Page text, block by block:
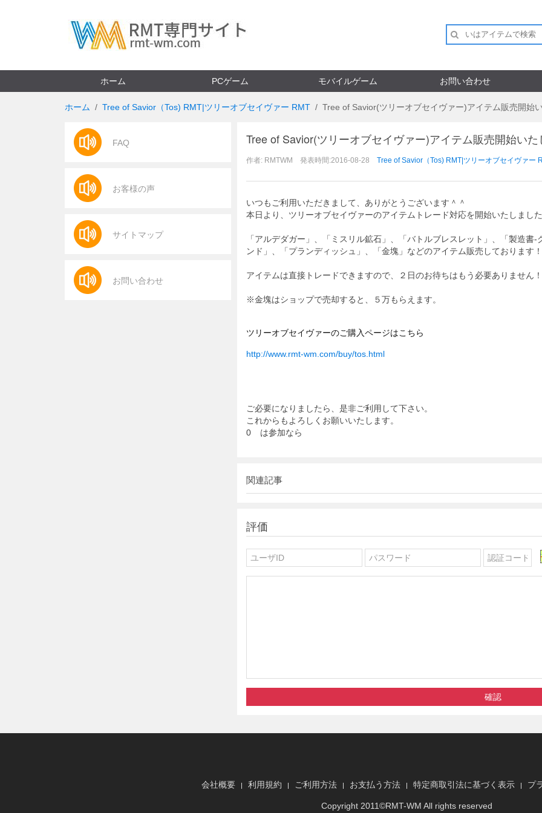
ホーム PCゲーム モバイルゲーム お問い合わせ
ホーム Tree of Savior（Tos) RMT|ツリーオブセイヴァー RMT Tree of Savior(ツリーオブセイヴァー)アイテム販売開始
FAQ
お客様の声
サイトマップ
お問い合わせ
Tree of Savior(ツリーオブセイヴァー)アイテム販売開始い
作者: RMTWM 発表時間:2016-08-28 Tree of Savior（Tos) RMT|ツリーオブセイヴァー
いつもご利用いただきまして、ありがとうございます＾＾
本日より、 ツリーオブセイヴァーのアイテムトレード対応を開始いたしまし
「アルデダガー」、「ミスリル鉱石」、「バトルブレスレット」、「製造書
ンド」、
「プランディッシュ 」 「金塊」などのアイテム販売しております！
アイテムは直接トレードできますので、２日のお待ちはもう必要ありません！
※金塊はショップで売却すると、５万もらえます。
ツリーオブセイヴァーのご購入ページはこちら
http://www.rmt-wm.com/buy/tos.html
ご必要になりましたら、是非ご利用して下さい。
これからもよろしくお願いいたします。
0
は参加なら
関連記事
評価
確認
会社概要 利用規約 ご利用方法 お支払う方法 特定商取引法に基づく表示 プ
Copyright 2011©RMT-WM All rights reserved